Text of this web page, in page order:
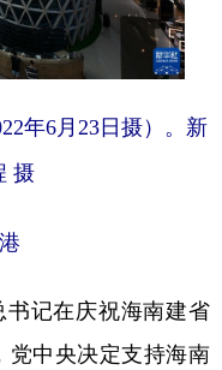
年6月23日摄）。新
摄
记在庆祝海南建省
党中央决定支持海南